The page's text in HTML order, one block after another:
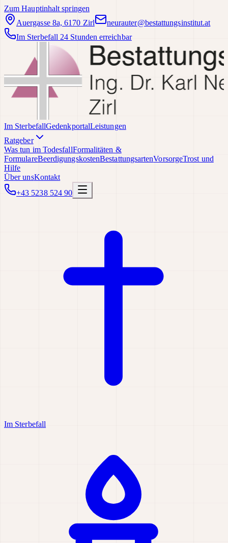
Zum Hauptinhalt springen
Auergasse 8a, 6170 Zirl
neurauter@bestattungsinstitut.at
Im Sterbefall 24 Stunden erreichbar
Im SterbefallGedenkportalLeistungen
Ratgeber
Was tun im TodesfallFormalitäten &
FormulareBeerdigungskostenBestattungsartenVorsorgeTrost und
Hilfe
Über unsKontakt
+43 5238 524 90
Im Sterbefall